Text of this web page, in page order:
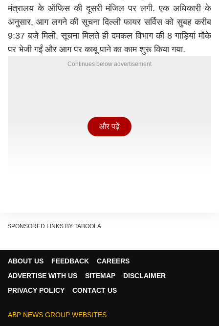
मंत्रालय के ऑफिस की दूसरी मंजिल पर लगी. एक अधिकारी के
अनुसार, आग लगने की सूचना दिल्ली फायर सर्विस को सुबह करीब
9:37 बजे मिली. सूचना मिलते ही दमकल विभाग की 8 गाड़ियां मौके
पर भेजी गईं और आग पर काबू पाने का काम शुरू किया गया.
Continues below advertisement
ऑफिस में आग लगने की खबर बहुत चिंताजनक है. हालांकि, यह
और पढ़ें
SPONSORED LINKS BY TABOOLA
ABOUT US FEEDBACK
CAREERS
ADVERTISE WITH US
SITEMAP
DISCLAIMER
PRIVACY POLICY
CONTACT US
ABP NEWS GROUP WEBSITES